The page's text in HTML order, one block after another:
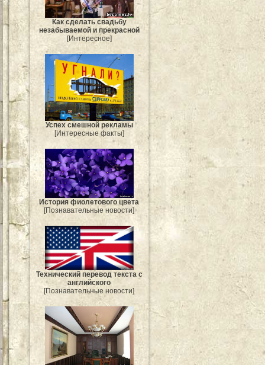
Как сделать свадьбу
незабываемой и прекрасной
[Интересное]
Успех смешной рекламы
[Интересные факты]
История фиолетового цвета
[Познавательные новости]
Технический перевод текста с
английского
[Познавательные новости]